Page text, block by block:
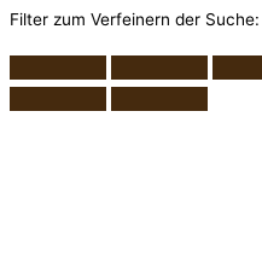
Filter zum Verfeinern der Suche: